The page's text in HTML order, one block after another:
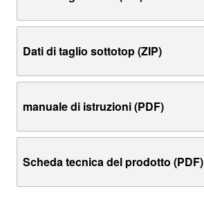
Dati di taglio sottotop (ZIP)
manuale di istruzioni (PDF)
Scheda tecnica del prodotto (PDF)